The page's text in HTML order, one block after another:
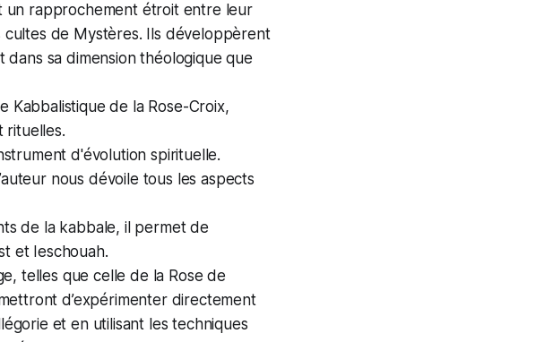
un rapprochement étroit entre leur
cultes de Mystères. Ils développèrent
sa dimension théologique que
Kabbalistique de la Rose-Croix,
rituelles.
d'évolution spirituelle.
nous dévoile tous les aspects
de la kabbale, il permet de
et Ieschouah.
telles que celle de la Rose de
d’expérimenter directement
et en utilisant les techniques